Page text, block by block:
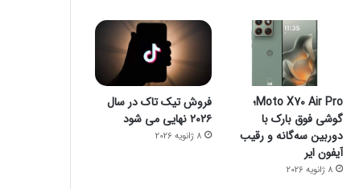
Moto X70 Air Pro؛
گوشی فوق بارک با
دوربین سه‌گانه و رقیب
آیفون ایر
8 ژانویه 2026
فروش تیک تاک در سال
۲۰۲۶ نهایی می شود
8 ژانویه 2026